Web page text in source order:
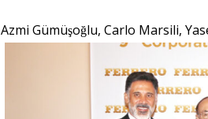
Azmi Gümüşoğlu, Carlo Marsili,